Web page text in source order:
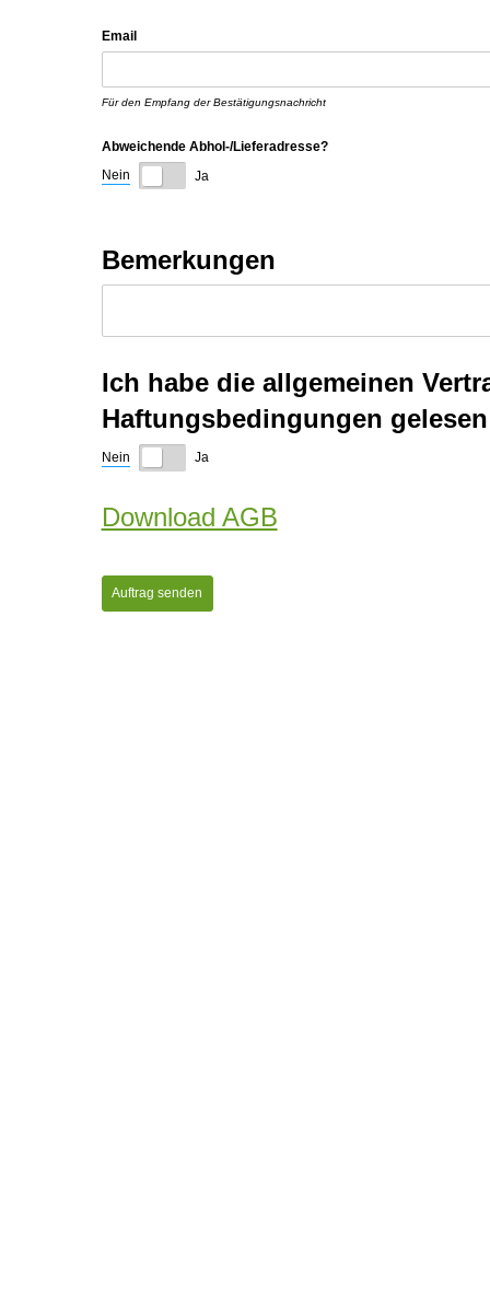
Email
Für den Empfang der Bestätigungsnachricht
Abweichende Abhol-/​Lieferadresse?
Nein
Ja
Bemerkungen
Ich habe die allgemeinen
Haftungsbedingungen
Nein Ja
Download AGB
Auftrag senden